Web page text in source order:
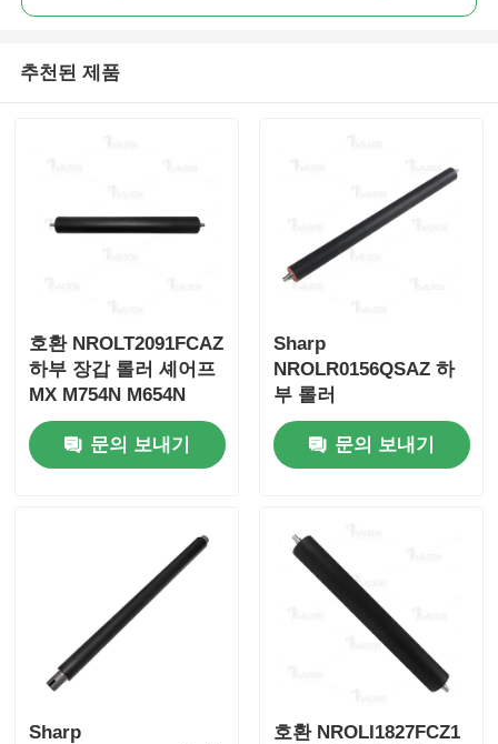
연락처
뉴스
모든 케이스
HP 토너 칩
제로엑스 톤 칩
추천된 제품
호환 NROLT2091FCAZ
하부 장갑 롤러 셰어프
MX M754N M654N
문의 보내기
Sharp
NROLR0156QSAZ 하
부 롤러
AR5516/AR5520/AR5618
문의 보내기
Sharp
호환 NROLI1827FCZ1